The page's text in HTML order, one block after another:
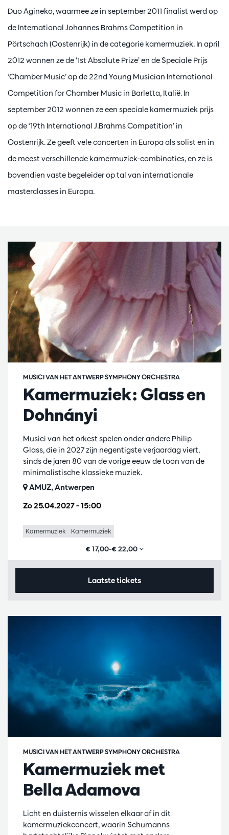
Duo Agineko, waarmee ze in september 2011 finalist werd op
de International Johannes Brahms Competition in
Pörtschach (Oostenrijk) in de categorie kamermuziek. In april
2012 wonnen ze de ‘1st Absolute Prize’ en de Speciale Prijs
‘Chamber Music’ op de 22nd Young Musician International
Competition for Chamber Music in Barletta, Italië. In
september 2012 wonnen ze een speciale kamermuziek prijs
op de ‘19th International J.Brahms Competition’ in
Oostenrijk. Ze geeft vele concerten in Europa als solist en in
de meest verschillende kamermuziek-combinaties, en ze is
bovendien vaste begeleider op tal van internationale
masterclasses in Europa.
Kamermuziek: Glass en
Dohnányi
MUSICI VAN HET ANTWERP SYMPHONY ORCHESTRA
Zo 25.04.2027– 15:00
Musici van het orkest spelen onder andere Philip
Glass, die in 2027 zijn negentigste verjaardag viert,
sinds de jaren 80 van de vorige eeuw de toon van de
minimalistische klassieke muziek.
AMUZ, Antwerpen
Kamermuziek Kamermuziek
€ 17,00–€ 22,00
Laatste tickets
Kamermuziek met
Bella Adamova
MUSICI VAN HET ANTWERP SYMPHONY ORCHESTRA
Licht en duisternis wisselen elkaar af in dit
kamermuziekconcert, waarin Schumanns